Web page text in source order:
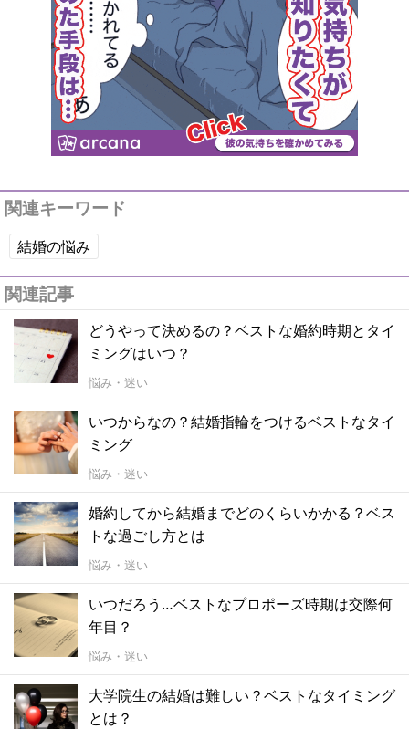
関連キーワード
結婚の悩み
関連記事
どうやって決めるの？ベストな婚約時期とタイ
ミングはいつ？
悩み・迷い
いつからなの？結婚指輪をつけるベストなタイ
ミング
悩み・迷い
婚約してから結婚までどのくらいかかる？ベス
トな過ごし方とは
悩み・迷い
いつだろう…ベストなプロポーズ時期は交際何
年目？
悩み・迷い
大学院生の結婚は難しい？ベストなタイミング
とは？